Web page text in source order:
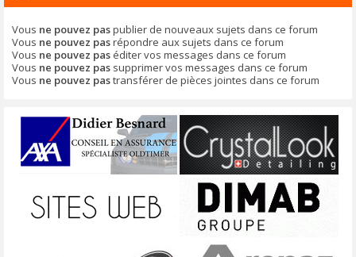
Vous ne pouvez paspublier de nouveaux sujets dans ce forum
Vous ne pouvez pasrépondre aux sujets dans ce forum
Vous ne pouvez pas éditer vos messages dans ce forum
Vous ne pouvez pas supprimer vos messages dans ce forum
Vous ne pouvez pastransférer de pièces jointes dans ce forum